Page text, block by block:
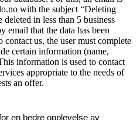
with the subject “Deleting
in less than 5 business
email that the data has been
us, the user must complete
certain information (name,
information is used to contact
appropriate to the needs of
an offer.
en bedre opplevelse av